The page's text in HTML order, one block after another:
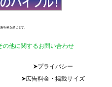
転載を禁じます。
の他に関するお問い合わせ
プライバシー
広告料金・掲載サイズ